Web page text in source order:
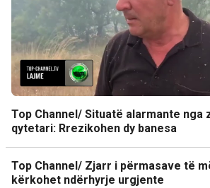
Top Channel/ Situatë alarmante nga
qytetari: Rrezikohen dy banesa
Top Channel/ Zjarr i përmasave të
kërkohet ndërhyrje urgjente